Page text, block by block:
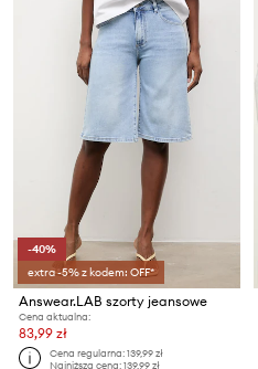
-40%
extra -5% z kodem: OFF*
Answear.LAB szorty jeansowe
Cena aktualna:
83,99 zł
Cena regularna:139,99 zł
Najniższa cena:139,99 zł